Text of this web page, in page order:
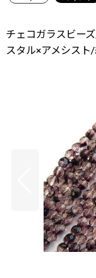
チェコガラスビー
スタル×アメシスト